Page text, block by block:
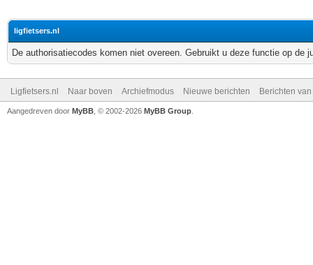
ligfietsers.nl
De authorisatiecodes komen niet overeen. Gebruikt u deze functie op de
Ligfietsers.nl Naar boven Archiefmodus Nieuwe berichten Berichten
Aangedreven door MyBB , © 2002-2026 MyBB Group